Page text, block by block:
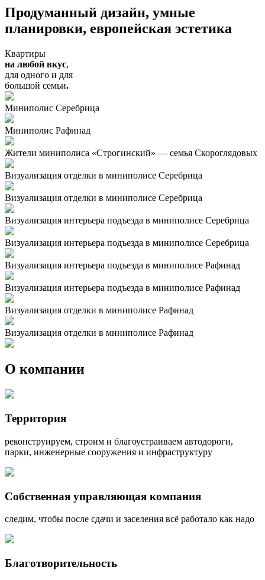
Продуманный дизайн, умные
планировки, европейская эстетика
Квартиры
на любой вкус,
для одного и для
большой семьи.
Миниполис Серебрица
Миниполис Рафинад
Жители миниполиса «Строгинский» — семья Скороглядовых
Визуализация отделки в миниполисе Серебрица
Визуализация отделки в миниполисе Серебрица
Визуализация интерьера подъезда в миниполисе Серебрица
Визуализация интерьера подъезда в миниполисе Серебрица
Визуализация интерьера подъезда в миниполисе Рафинад
Визуализация интерьера подъезда в миниполисе Рафинад
Визуализация отделки в миниполисе Рафинад
Визуализация отделки в миниполисе Рафинад
О компании
Территория
реконструируем, строим и благоустраиваем автодороги,
парки, инженерные сооружения и инфраструктуру
Собственная управляющая компания
следим, чтобы после сдачи и заселения всё работало как надо
Благотворительность